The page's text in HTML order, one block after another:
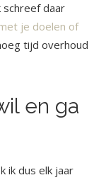
schreef daar
je doelen of
tijd overhoud
en ga
ik dus elk jaar